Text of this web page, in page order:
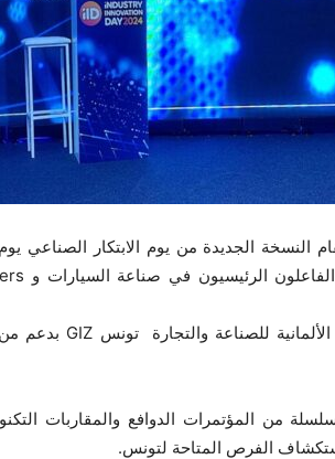
من المؤتمرات الدوافع والمقاربات
الفرص المتاحة لتونس.